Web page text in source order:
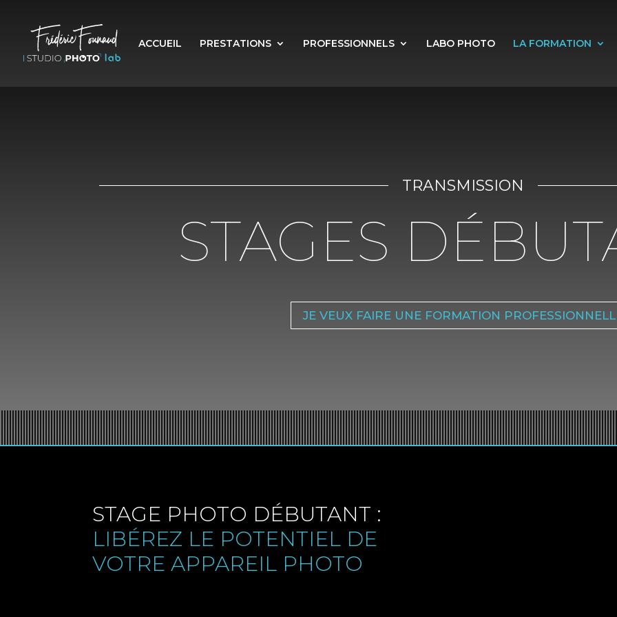
ACCUEIL PRESTATIONS PROFESSIONNELS LABO PHOTO LA FORMATION
TRANSMISSION
STAGES
JE VEUX FAIRE UNE FORMATION
STAGE PHOTO DÉBUTANT :
LIBÉREZ LE POTENTIEL DE
VOTRE APPAREIL PHOTO